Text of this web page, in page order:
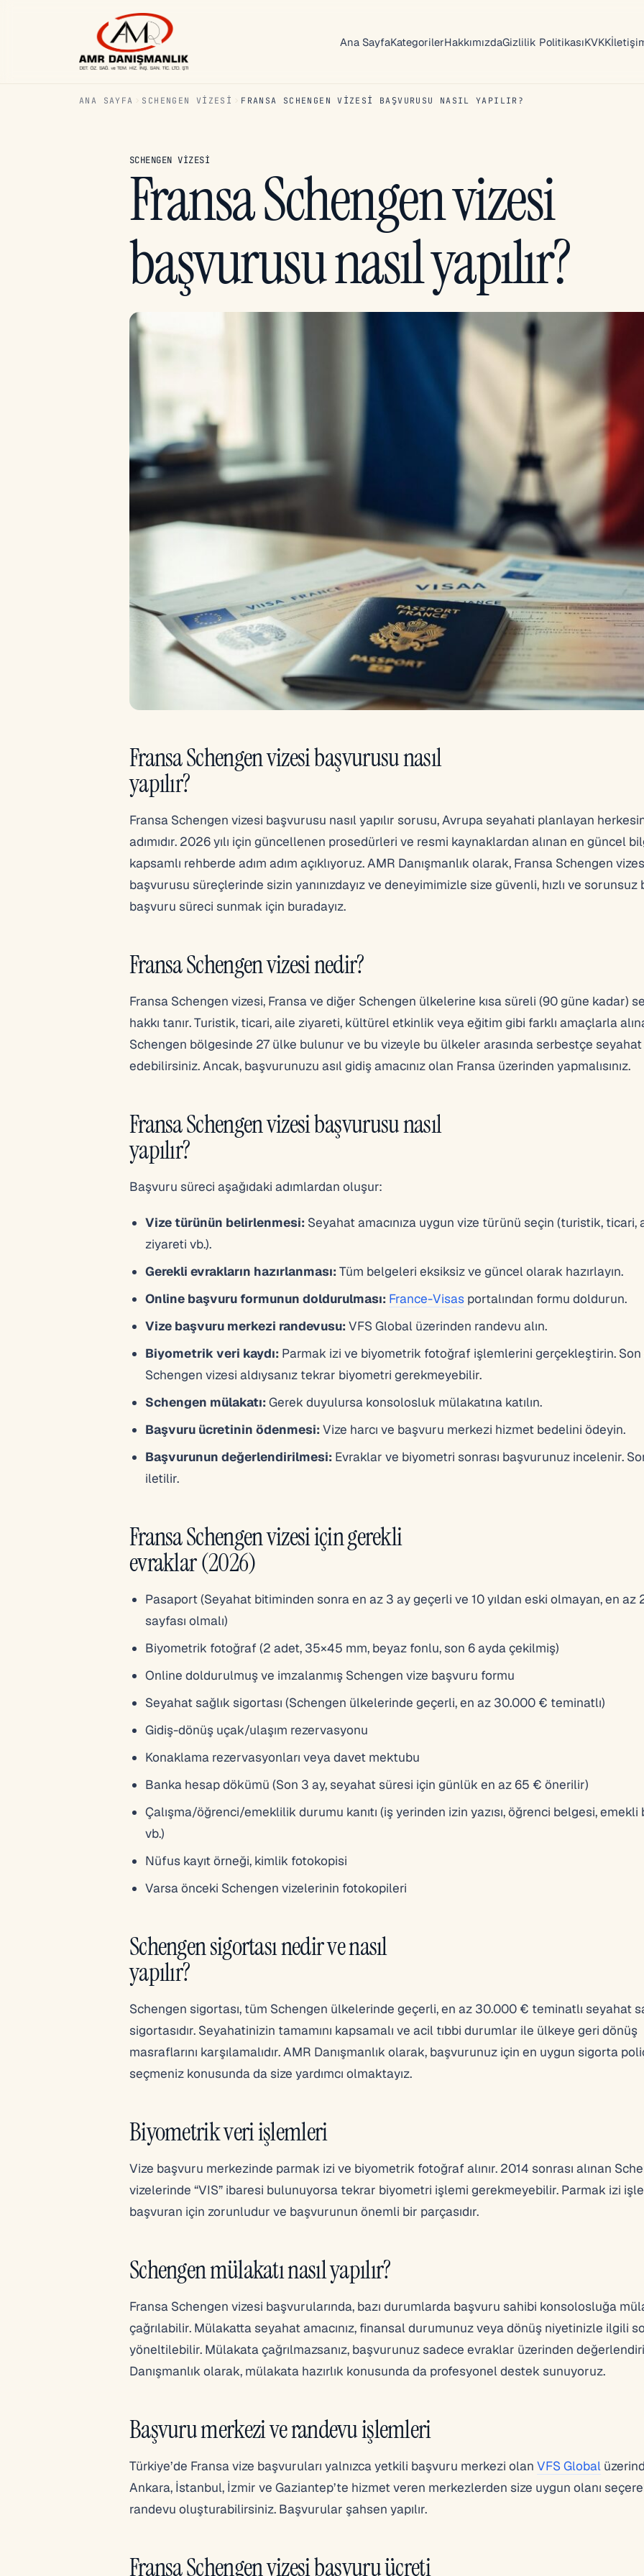
Ana SayfaKategorilerHakkımızdaGizlilik PolitikasıKVKK
ANA SAYFA SCHENGEN VIZESI FRANSA SCHENGEN VIZESI BAŞVURUSU NASIL YAPILIR?
SCHENGEN VIZESI
Fransa Schengen vizesi
başvurusu nasıl yapılır?
Fransa Schengen vizesi başvurusu nasıl
yapılır?
Fransa Schengen vizesi başvurusu nasıl yapılır sorusu, Avrupa seyahati planlayan
adımıdır. 2026 yılı için güncellenen prosedürleri ve resmi kaynaklardan alınan en güncel
kapsamlı rehberde adım adım açıklıyoruz. AMR Danışmanlık olarak, Fransa Schengen
başvurusu süreçlerinde sizin yanınızdayız ve deneyimimizle size güvenli, hızlı ve sorunsuz
başvuru süreci sunmak için buradayız.
Fransa Schengen vizesi nedir?
Fransa Schengen vizesi, Fransa ve diğer Schengen ülkelerine kısa süreli (90 güne kadar)
hakkı tanır. Turistik, ticari, aile ziyareti, kültürel etkinlik veya eğitim gibi farklı amaçlarla
Schengen bölgesinde 27 ülke bulunur ve bu vizeyle bu ülkeler arasında serbestçe seyahat
edebilirsiniz. Ancak, başvurunuzu asıl gidiş amacınız olan Fransa üzerinden yapmalısınız.
Fransa Schengen vizesi başvurusu nasıl
yapılır?
Başvuru süreci aşağıdaki adımlardan oluşur:
Vize türünün belirlenmesi: Seyahat amacınıza uygun vize türünü seçin (turistik, ticari,
ziyareti vb.).
Gerekli evrakların hazırlanması: Tüm belgeleri eksiksiz ve güncel olarak hazırlayın.
Online başvuru formunun doldurulması: France-Visas portalından formu doldurun.
Vize başvuru merkezi randevusu: VFS Global üzerinden randevu alın.
Biyometrik veri kaydı: Parmak izi ve biyometrik fotoğraf işlemlerini gerçekleştirin.
Schengen vizesi aldıysanız tekrar biyometri gerekmeyebilir.
Schengen mülakatı: Gerek duyulursa konsolosluk mülakatına katılın.
Başvuru ücretinin ödenmesi: Vize harcı ve başvuru merkezi hizmet bedelini ödeyin.
Başvurunun değerlendirilmesi: Evraklar ve biyometri sonrası başvurunuz incelenir.
iletilir.
Fransa Schengen vizesi için gerekli
evraklar (2026)
Pasaport (Seyahat bitiminden sonra en az 3 ay geçerli ve 10 yıldan eski olmayan, en az
sayfası olmalı)
Biyometrik fotoğraf (2 adet, 35×45 mm, beyaz fonlu, son 6 ayda çekilmiş)
Online doldurulmuş ve imzalanmış Schengen vize başvuru formu
Seyahat sağlık sigortası (Schengen ülkelerinde geçerli, en az 30.000 € teminatlı)
Gidiş-dönüş uçak/ulaşım rezervasyonu
Konaklama rezervasyonları veya davet mektubu
Banka hesap dökümü (Son 3 ay, seyahat süresi için günlük en az 65 € önerilir)
Çalışma/öğrenci/emeklilik durumu kanıtı (iş yerinden izin yazısı, öğrenci belgesi, emekli
vb.)
Nüfus kayıt örneği, kimlik fotokopisi
Varsa önceki Schengen vizelerinin fotokopileri
Schengen sigortası nedir ve nasıl
yapılır?
Schengen sigortası, tüm Schengen ülkelerinde geçerli, en az 30.000 € teminatlı seyahat
sigortasıdır. Seyahatinizin tamamını kapsamalı ve acil tıbbi durumlar ile ülkeye geri dönüş
masraflarını karşılamalıdır. AMR Danışmanlık olarak, başvurunuz için en uygun sigorta
seçmeniz konusunda da size yardımcı olmaktayız.
Biyometrik veri işlemleri
Vize başvuru merkezinde parmak izi ve biyometrik fotoğraf alınır. 2014 sonrası alınan
vizelerinde “VIS” ibaresi bulunuyorsa tekrar biyometri işlemi gerekmeyebilir. Parmak izi
başvuran için zorunludur ve başvurunun önemli bir parçasıdır.
Schengen mülakatı nasıl yapılır?
Fransa Schengen vizesi başvurularında, bazı durumlarda başvuru sahibi konsolosluğa
çağrılabilir. Mülakatta seyahat amacınız, finansal durumunuz veya dönüş niyetinizle ilgili
yöneltilebilir. Mülakata çağrılmazsanız, başvurunuz sadece evraklar üzerinden
Danışmanlık olarak, mülakata hazırlık konusunda da profesyonel destek sunuyoruz.
Başvuru merkezi ve randevu işlemleri
Türkiye’de Fransa vize başvuruları yalnızca yetkili başvuru merkezi olan VFS Global
Ankara, İstanbul, İzmir ve Gaziantep’te hizmet veren merkezlerden size uygun olanı
randevu oluşturabilirsiniz. Başvurular şahsen yapılır.
Fransa Schengen vizesi başvuru ücreti